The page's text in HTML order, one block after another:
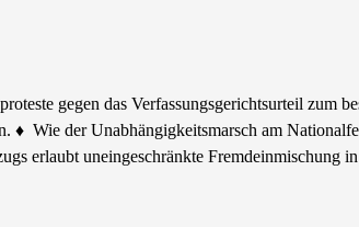
gegen das Verfassungsgerichtsurteil zum
♦ Wie der Unabhängigkeitsmarsch am
erlaubt uneingeschränkte Fremdeinmischung